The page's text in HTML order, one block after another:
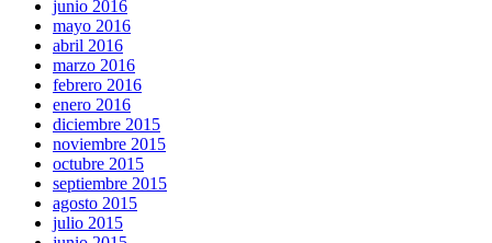
junio 2016
mayo 2016
abril 2016
marzo 2016
febrero 2016
enero 2016
diciembre 2015
noviembre 2015
octubre 2015
septiembre 2015
agosto 2015
julio 2015